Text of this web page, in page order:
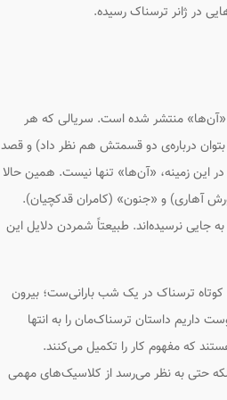
در ژانر ترسناک رسیده.
«آن‌ها» منتشر شده است. سریالی که هر
درباره‌ی دو قسمتش هم نظر داد) و قصد
این زمینه، «آن‌ها» تنها نیست. همین حالا
آهاری) و «جنون» (کامران قدکچیان).
به جایی نرسیده‌اند. طبیعتاً شمردن دلایل این
کوتاه ترسناک در یک شب بارانی‌ست؛ بیرون
داریم داستان ترسناک‌مان را به انتها
که مفهوم کار را تکمیل می‌کنند.
حتی به نظر می‌رسد از کلاسیک‌های مهمی